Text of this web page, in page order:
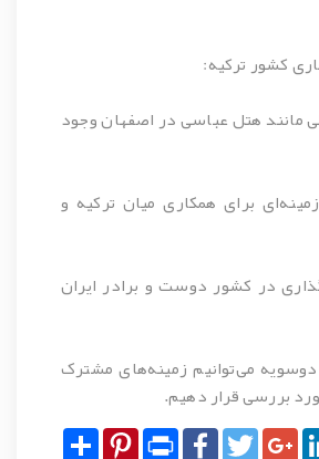
کشور ترکيه:
هتل عباسی در اصفهان وجود
برای همکاری ميان ترکيه و
در کشور دوست و برادر ايران
می‌توانيم زمينه‌های مشترک
بررسی قرار دهيم.
SharePinterest Print
FacebookTwitterGoogle+